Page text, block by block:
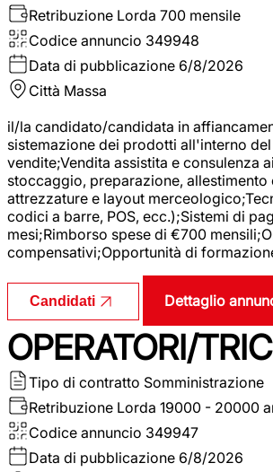
Retribuzione Lorda 700 mensile
Codice annuncio 349948
Data di pubblicazione 6/8/2026
Città Massa
il/la candidato/candidata in
sistemazione dei prodotti all'interno
vendite;Vendita assistita e consulenza
stoccaggio, preparazione,
attrezzature e layout
codici a barre, POS, ecc.);Sistemi di
mesi;Rimborso spese di €700
compensativi;Opportunità di
Candidati Dettaglio
OPERATORI/
Tipo di contratto Somministrazione
Retribuzione Lorda 19000 - 20000
Codice annuncio 349947
Data di pubblicazione 6/8/2026